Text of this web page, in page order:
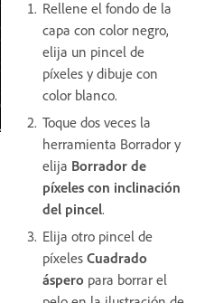
Rellene el fondo de la
capa con color negro,
elija un pincel de
píxeles y dibuje con
color blanco.
Toque dos veces la
herramienta Borrador y
elija Borrador de
píxeles con inclinación
del pincel.
Elija otro pincel de
píxeles Cuadrado
áspero para borrar el